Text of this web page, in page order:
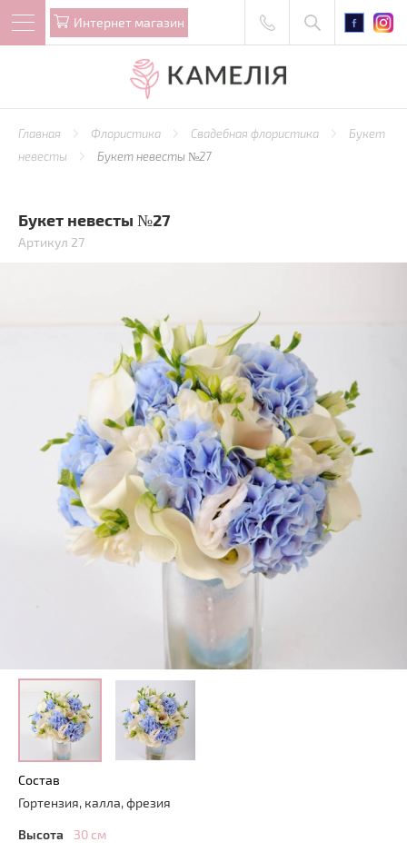
Интернет магазин
Главная Флористика Свадебная флористика
Букет
невесты
Букет невесты №27
Букет невесты №27
Артикул 27
Состав
Гортензия, калла, фрезия
Высота
30 см